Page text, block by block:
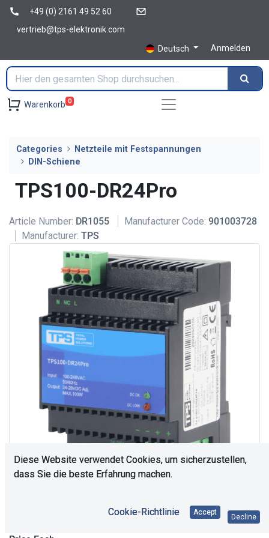
+49 (0) 2161 49 52 60
vertrieb@tps-elektronik.com
Deutsch
Anmelden
Warenkorb 0
Categories
Netzteile mit Festspannungen
DIN-Schiene
TPS100-DR24Pro
Article Number: DR1055 Manufacturer Code: 901003728
Manufacturer: TPS
5 In Stock
Diese Website verwendet Cookies, um sicherzustellen,
dass Sie die beste Erfahrung machen.
Cookie-Richtlinie Accept
Decline